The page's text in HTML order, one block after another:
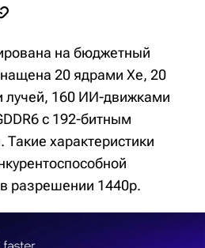
на бюджетный
20 ядрами Xe, 20
лучей, 160 ИИ-движками
с 192-битным
характеристики
разрешении 1440p.